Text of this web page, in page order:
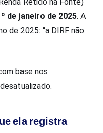
de janeiro de 2025. A
de 2025: “a DIRF não
base nos
ela registra